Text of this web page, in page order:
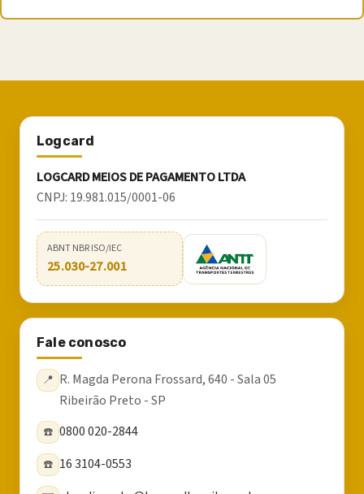
Logcard
LOGCARD MEIOS DE PAGAMENTO LTDA
CNPJ: 19.981.015/0001-06
ABNT NBR ISO/IEC
25.030-27.001
Fale conosco
📍 R. Magda Perona Frossard, 640 - Sala 05
Ribeirão Preto - SP
☎️ 0800 020-2844
☎️ 16 3104-0553